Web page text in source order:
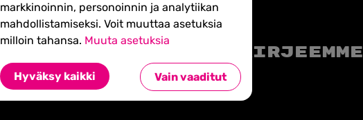
markkinoinnin, personoinnin ja analytiikan
mahdollistamiseksi. Voit muuttaa asetuksia
milloin tahansa. Muuta asetuksia
Hyväksy kaikki Vain vaaditut
Tilaa uutiskirjeemme